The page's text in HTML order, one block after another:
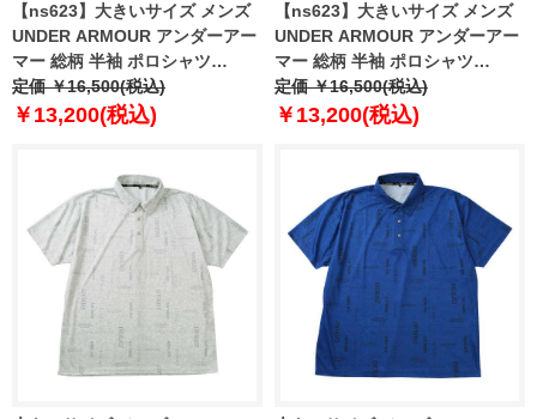
【ns623】大きいサイズ メンズ
UNDER ARMOUR アンダーアー
マー 総柄 半袖 ポロシャツ
MATCHPLAY PRINTED POLO
USA直輸入 6009800-411
定価 ￥16,500(税込)
￥13,200(税込)
【ns623】大きいサイズ メンズ
UNDER ARMOUR アンダーアー
マー 総柄 半袖 ポロシャツ
MATCHPLAY PRINTED POLO
USA直輸入 6009800-520
定価 ￥16,500(税込)
￥13,200(税込)